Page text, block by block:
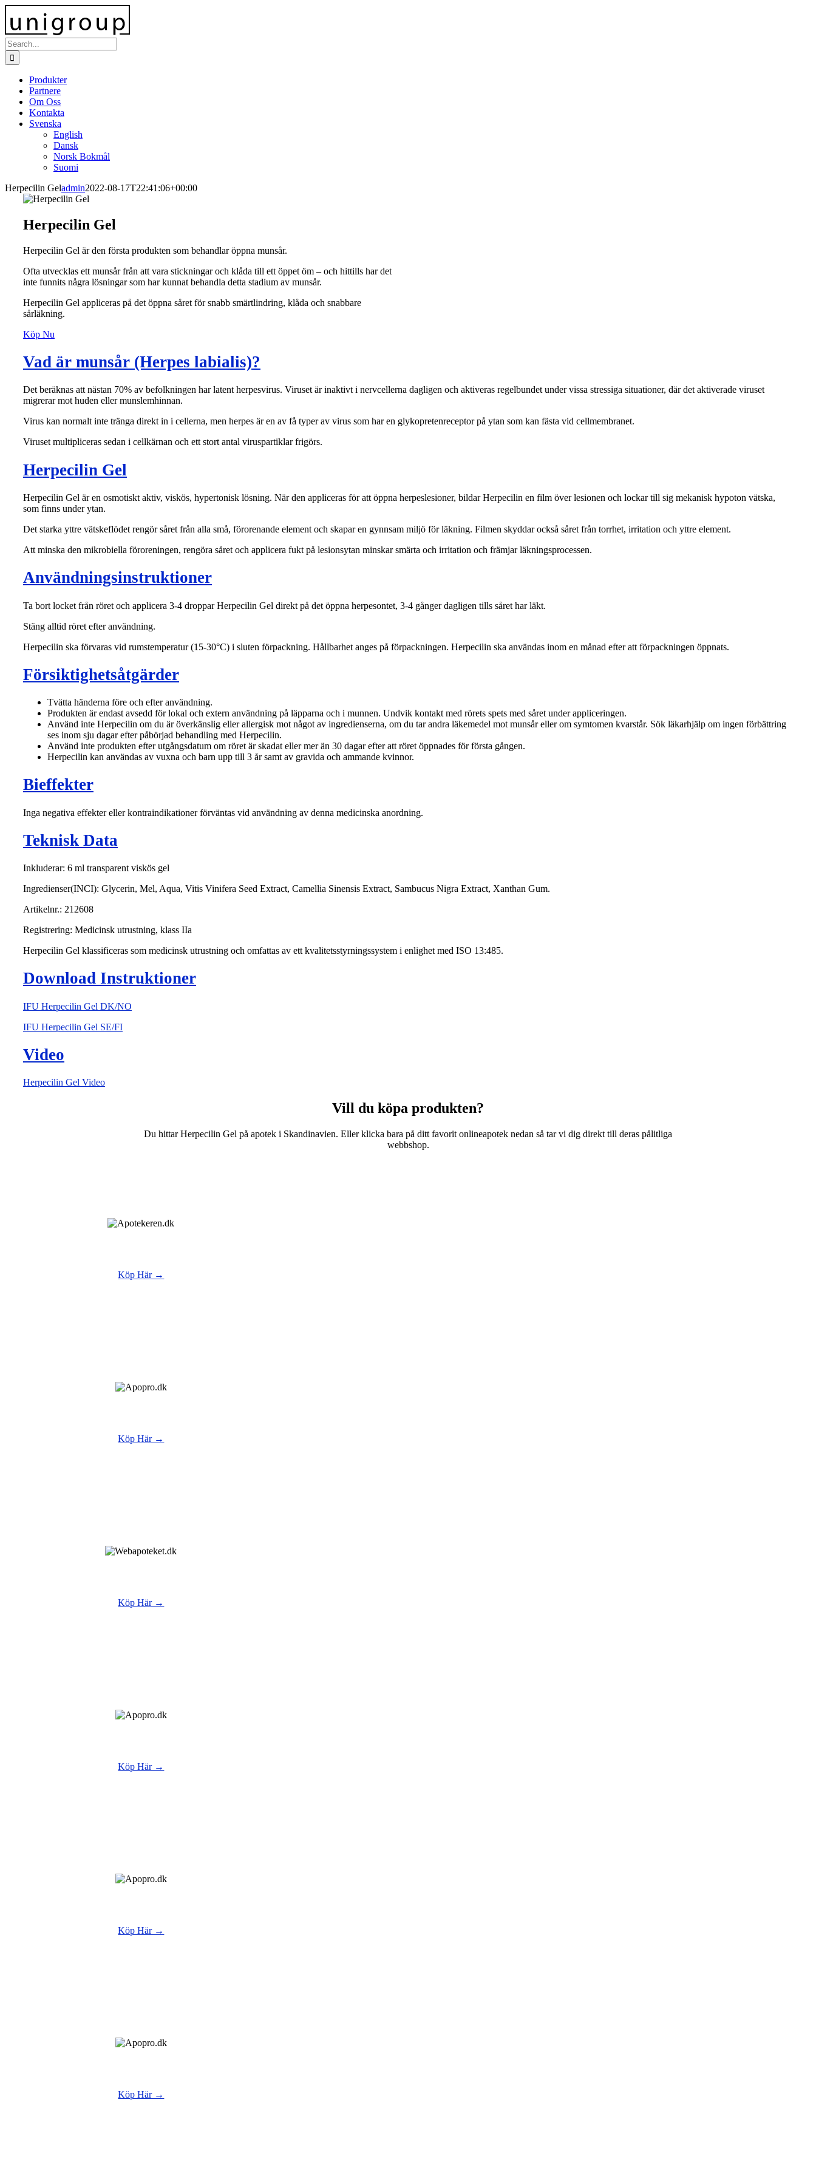
Skip
to
content
Search
for:
Produkter
Partnere
Om Oss
Kontakta
Svenska
English
Dansk
Norsk Bokmål
Suomi
Herpecilin Geladmin2022-08-17T22:41:06+00:00
Herpecilin Gel
Herpecilin Gel är den första produkten som behandlar öppna munsår.
Ofta utvecklas ett munsår från att vara stickningar och klåda till ett öppet öm – och hittills har det
inte funnits några lösningar som har kunnat behandla detta stadium av munsår.
Herpecilin Gel appliceras på det öppna såret för snabb smärtlindring, klåda och snabbare
sårläkning.
Köp Nu
Vad är munsår (Herpes labialis)?
Det beräknas att nästan 70% av befolkningen har latent herpesvirus. Viruset är inaktivt i nervcellerna dagligen och aktiveras regelbundet under vissa stressiga situationer, där det aktiverade viruset
migrerar mot huden eller munslemhinnan.
Virus kan normalt inte tränga direkt in i cellerna, men herpes är en av få typer av virus som har en glykopretenreceptor på ytan som kan fästa vid cellmembranet.
Viruset multipliceras sedan i cellkärnan och ett stort antal viruspartiklar frigörs.
Herpecilin Gel
Herpecilin Gel är en osmotiskt aktiv, viskös, hypertonisk lösning. När den appliceras för att öppna herpeslesioner, bildar Herpecilin en film över lesionen och lockar till sig mekanisk hypoton vätska,
som finns under ytan.
Det starka yttre vätskeflödet rengör såret från alla små, förorenande element och skapar en gynnsam miljö för läkning. Filmen skyddar också såret från torrhet, irritation och yttre element.
Att minska den mikrobiella föroreningen, rengöra såret och applicera fukt på lesionsytan minskar smärta och irritation och främjar läkningsprocessen.
Användningsinstruktioner
Ta bort locket från röret och applicera 3-4 droppar Herpecilin Gel direkt på det öppna herpesontet, 3-4 gånger dagligen tills såret har läkt.
Stäng alltid röret efter användning.
Herpecilin ska förvaras vid rumstemperatur (15-30°C) i sluten förpackning. Hållbarhet anges på förpackningen. Herpecilin ska användas inom en månad efter att förpackningen öppnats.
Försiktighetsåtgärder
Tvätta händerna före och efter användning.
Produkten är endast avsedd för lokal och extern användning på läpparna och i munnen. Undvik kontakt med rörets spets med såret under appliceringen.
Använd inte Herpecilin om du är överkänslig eller allergisk mot något av ingredienserna, om du tar andra läkemedel mot munsår eller om symtomen kvarstår. Sök läkarhjälp om ingen förbättring
ses inom sju dagar efter påbörjad behandling med Herpecilin.
Använd inte produkten efter utgångsdatum om röret är skadat eller mer än 30 dagar efter att röret öppnades för första gången.
Herpecilin kan användas av vuxna och barn upp till 3 år samt av gravida och ammande kvinnor.
Bieffekter
Inga negativa effekter eller kontraindikationer förväntas vid användning av denna medicinska anordning.
Teknisk Data
Inkluderar: 6 ml transparent viskös gel
Ingredienser(INCI): Glycerin, Mel, Aqua, Vitis Vinifera Seed Extract, Camellia Sinensis Extract, Sambucus Nigra Extract, Xanthan Gum.
Artikelnr.: 212608
Registrering: Medicinsk utrustning, klass IIa
Herpecilin Gel klassificeras som medicinsk utrustning och omfattas av ett kvalitetsstyrningssystem i enlighet med ISO 13:485.
Download Instruktioner
IFU Herpecilin Gel DK/NO
IFU Herpecilin Gel SE/FI
Video
Herpecilin Gel Video
Vill du köpa produkten?
Du hittar Herpecilin Gel på apotek i Skandinavien. Eller klicka bara på ditt favorit onlineapotek nedan så tar vi dig direkt till deras pålitliga
webbshop.
Köp Här →
Köp Här →
Köp Här →
Köp Här →
Köp Här →
Köp Här →